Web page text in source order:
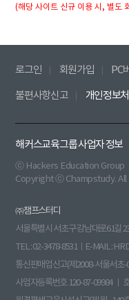
(해당 사이트 신규 이용 시, 별도
로그인 회원가입 PC
불편사항신고 개인정보
해커스교육그룹 사업자 정보
ⓒ Hackers Education Group
Copyright ⓒ Champstudy.
㈜챔프스터디
서울특별시 서초구 강남대로61길
TEL : 02-3478-8531ㅣE-MAIL :
통신판매업신고(제2008-서울서초-
사업자등록번호 120-87-09984 ㅣ